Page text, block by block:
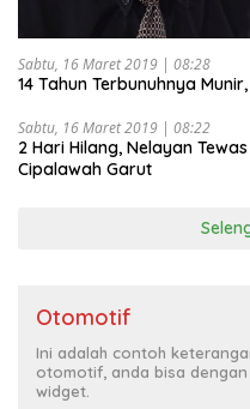
Sabtu, 16 Maret 2019 | 08:28
14 Tahun Terbunuhnya
Sabtu, 16 Maret 2019 | 08:22
2 Hari Hilang, Nelayan
Cipalawah Garut
Otomotif
Ini adalah contoh
otomotif, anda bisa dengan
widget.